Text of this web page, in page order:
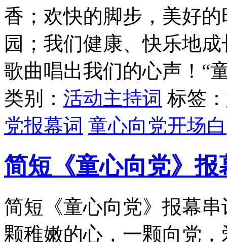
香；欢快的脚步，美好
园；我们健康、快乐地
歌曲唱出我们的心声！“
类别： 活动主持词 标签：
党报幕词 童心向党开场白
简短《童心向党》报
简短《童心向党》报幕
颗稚嫩的心，一颗向党